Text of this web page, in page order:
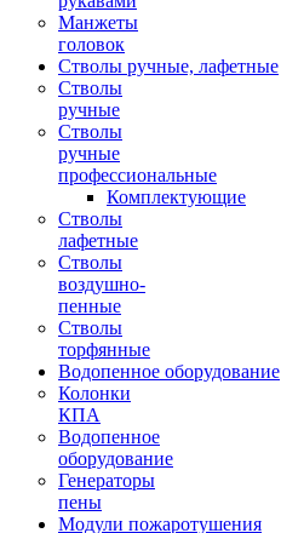
Манжеты
головок
Стволы ручные, лафетные
Стволы
ручные
Стволы
ручные
профессиональные
Комплектующие
Стволы
лафетные
Стволы
воздушно-
пенные
Стволы
торфянные
Водопенное оборудование
Колонки
КПА
Водопенное
оборудование
Генераторы
пены
Модули пожаротушения